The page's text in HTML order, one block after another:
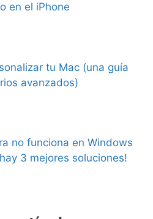
en el iPhone
tu Mac (una guía
avanzados)
no funciona en Windows
3 mejores soluciones!